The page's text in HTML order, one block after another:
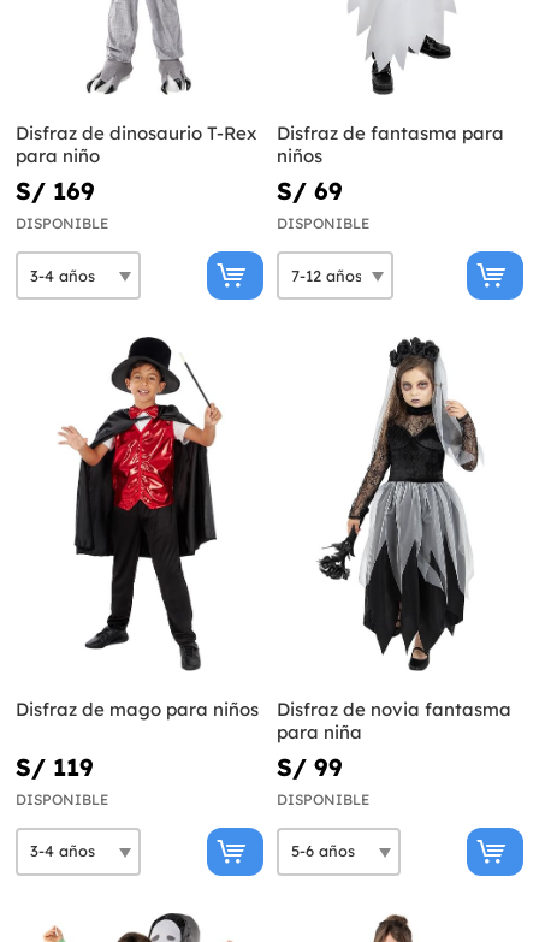
Disfraz de dinosaurio T-Rex
para niño
S/ 169
DISPONIBLE
Disfraz de fantasma para
niños
S/ 69
DISPONIBLE
Disfraz de mago para niños
S/ 119
DISPONIBLE
Disfraz de novia fantasma
para niña
S/ 99
DISPONIBLE